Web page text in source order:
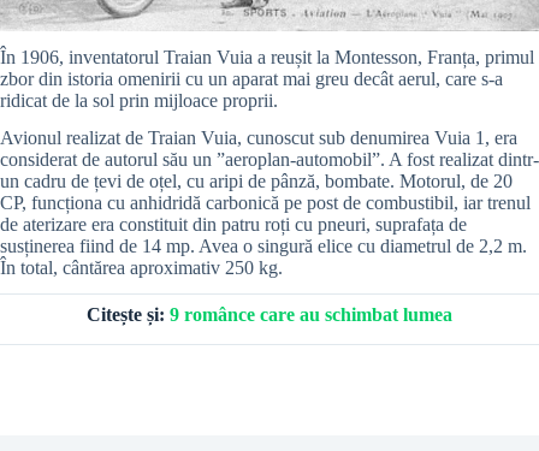
În 1906, inventatorul Traian Vuia a reușit la Montesson, Franța, primul
zbor din istoria omenirii cu un aparat mai greu decât aerul, care s-a
ridicat de la sol prin mijloace proprii.
Avionul realizat de Traian Vuia, cunoscut sub denumirea Vuia 1, era
considerat de autorul său un ”aeroplan-automobil”. A fost realizat dintr-
un cadru de țevi de oțel, cu aripi de pânză, bombate. Motorul, de 20
CP, funcționa cu anhidridă carbonică pe post de combustibil, iar trenul
de aterizare era constituit din patru roți cu pneuri, suprafața de
susținerea fiind de 14 mp. Avea o singură elice cu diametrul de 2,2 m.
În total, cântărea aproximativ 250 kg.
Citește și: 9 românce care au schimbat lumea